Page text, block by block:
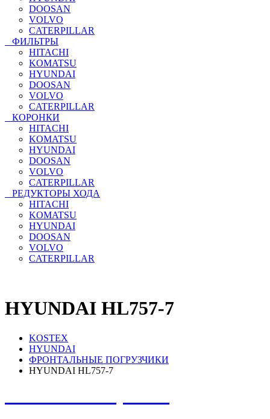
DOOSAN
VOLVO
CATERPILLAR
ФИЛЬТРЫ
HITACHI
KOMATSU
HYUNDAI
DOOSAN
VOLVO
CATERPILLAR
КОРОНКИ
HITACHI
KOMATSU
HYUNDAI
DOOSAN
VOLVO
CATERPILLAR
РЕДУКТОРЫ ХОДА
HITACHI
KOMATSU
HYUNDAI
DOOSAN
VOLVO
CATERPILLAR
HYUNDAI HL757-7
KOSTEX
HYUNDAI
ФРОНТАЛЬНЫЕ ПОГРУЗЧИКИ
HYUNDAI HL757-7